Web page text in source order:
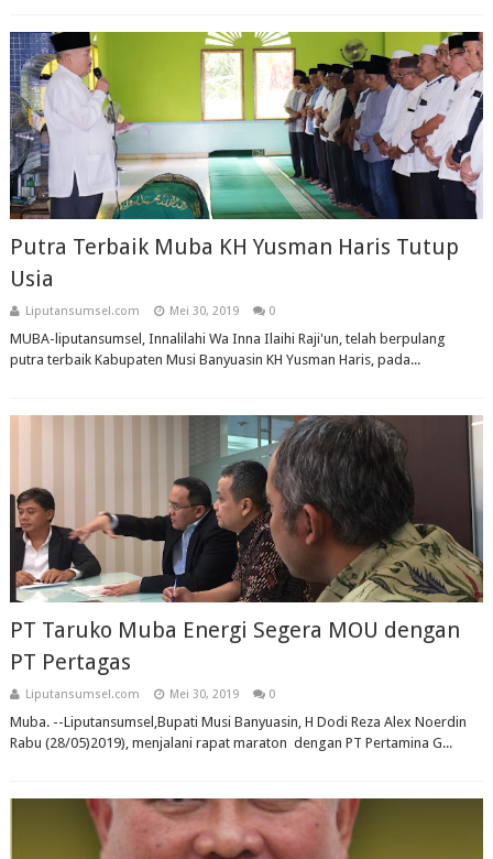
Putra Terbaik Muba KH Yusman Haris Tutup
Usia
Liputansumsel.com Mei 30, 2019 0
MUBA-liputansumsel, Innalilahi Wa Inna Ilaihi Raji'un, telah berpulang
putra terbaik Kabupaten Musi Banyuasin KH Yusman Haris, pada...
PT Taruko Muba Energi Segera MOU dengan
PT Pertagas
Liputansumsel.com Mei 30, 2019 0
Muba. --Liputansumsel,Bupati Musi Banyuasin, H Dodi Reza Alex Noerdin
Rabu (28/05)2019), menjalani rapat maraton dengan PT Pertamina G...